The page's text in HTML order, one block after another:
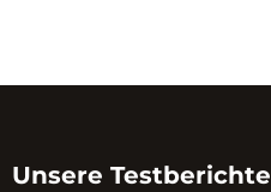
Unsere Testberichte